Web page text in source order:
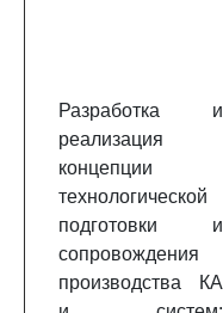
Разработка и
реализация
концепции
технологической
подготовки и
сопровождения
производства КА